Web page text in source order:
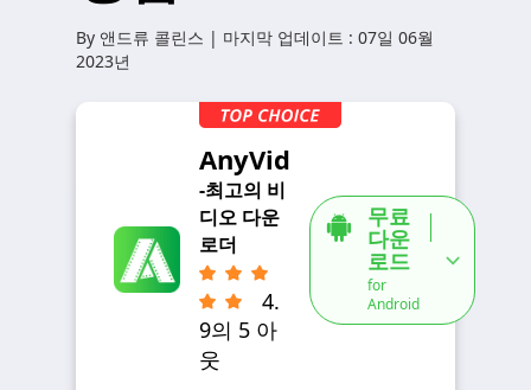
By 앤드류 콜린스 | 마지막 업데이트 : 07일 06월
2023년
AnyVid
-최고의 비
디오 다운
로더
4.
9의 5 아
웃
무료
다운
로드
for
Android